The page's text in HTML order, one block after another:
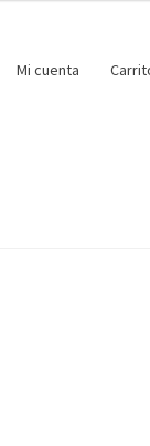
Mi cuenta